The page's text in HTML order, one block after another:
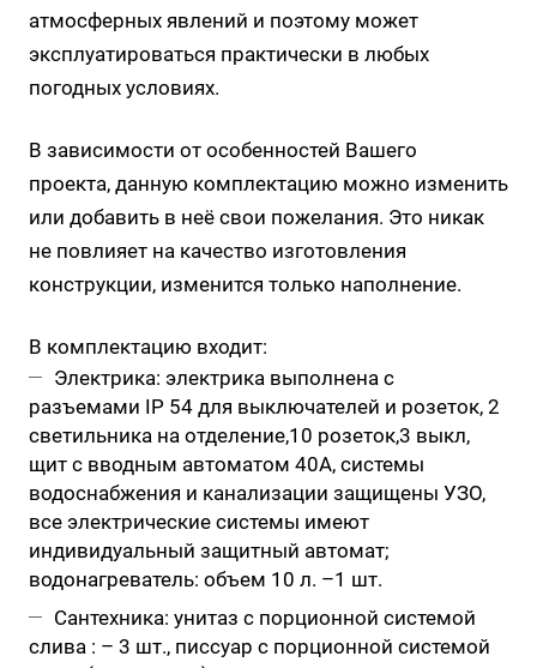
атмосферных явлений и поэтому может
эксплуатироваться практически в любых
погодных условиях.
В зависимости от особенностей Вашего
проекта, данную комплектацию можно изменить
или добавить в неё свои пожелания. Это никак
не повлияет на качество изготовления
конструкции, изменится только наполнение.
В комплектацию входит:
Электрика: электрика выполнена с
разъемами IP 54 для выключателей и розеток, 2
светильника на отделение,10 розеток,3 выкл,
щит с вводным автоматом 40А, системы
водоснабжения и канализации защищены УЗО,
все электрические системы имеют
индивидуальный защитный автомат;
водонагреватель: объем 10 л. –1 шт.
Сантехника: унитаз с порционной системой
слива : – 3 шт., писсуар с порционной системой